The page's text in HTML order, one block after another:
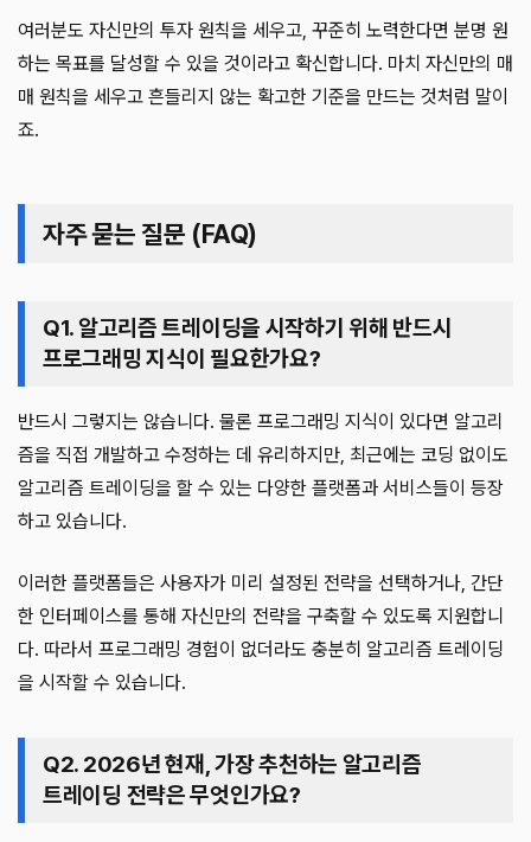
여러분도 자신만의 투자 원칙을 세우고, 꾸준히 노력한다면 분명 원
하는 목표를 달성할 수 있을 것이라고 확신합니다. 마치 자신만의 매
매 원칙을 세우고 흔들리지 않는 확고한 기준을 만드는 것처럼 말이
죠.
자주 묻는 질문 (FAQ)
Q1. 알고리즘 트레이딩을 시작하기 위해 반드시
프로그래밍 지식이 필요한가요?
반드시 그렇지는 않습니다. 물론 프로그래밍 지식이 있다면 알고리
즘을 직접 개발하고 수정하는 데 유리하지만, 최근에는 코딩 없이도
알고리즘 트레이딩을 할 수 있는 다양한 플랫폼과 서비스들이 등장
하고 있습니다.
이러한 플랫폼들은 사용자가 미리 설정된 전략을 선택하거나, 간단
한 인터페이스를 통해 자신만의 전략을 구축할 수 있도록 지원합니
다. 따라서 프로그래밍 경험이 없더라도 충분히 알고리즘 트레이딩
을 시작할 수 있습니다.
Q2. 2026년 현재, 가장 추천하는 알고리즘
트레이딩 전략은 무엇인가요?